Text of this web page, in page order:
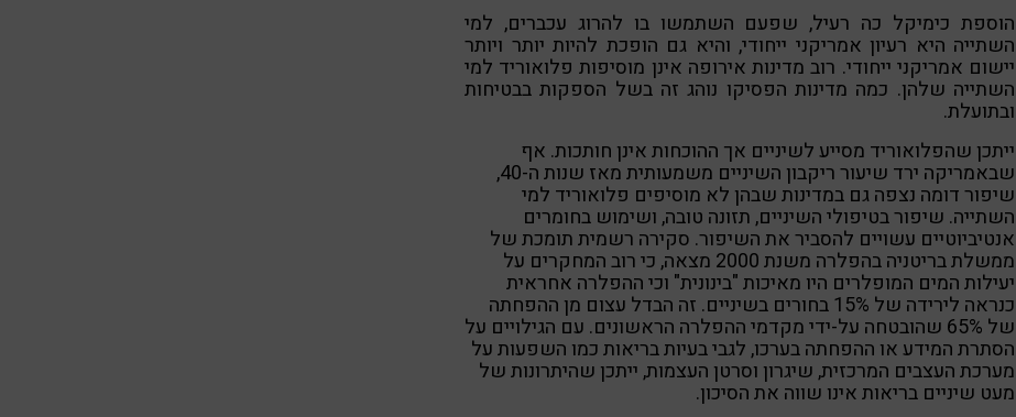
הוספת כימיקל כה רעיל, שפעם השתמשו בו להרוג עכברים, למי
השתייה היא רעיון אמריקני ייחודי, והיא גם הופכת להיות יותר ויותר
יישום אמריקני ייחודי. רוב מדינות אירופה אינן מוסיפות פלואוריד למי
השתייה שלהן. כמה מדינות הפסיקו נוהג זה בשל הספקות בבטיחות
ובתועלת.
ייתכן שהפלואוריד מסייע לשיניים אך ההוכחות אינן חותכות. אף
שבאמריקה ירד שיעור ריקבון השיניים משמעותית מאז שנות ה-40,
שיפור דומה נצפה גם במדינות שבהן לא מוסיפים פלואוריד למי
השתייה. שיפור בטיפולי השיניים, תזונה טובה, ושימוש בחומרים
אנטיביוטיים עשויים להסביר את השיפור. סקירה רשמית תומכת של
ממשלת בריטניה בהפלרה משנת 2000 מצאה, כי רוב המחקרים על
יעילות המים המופלרים היו מאיכות "בינונית" וכי ההפלרה אחראית
כנראה לירידה של 15% בחורים בשיניים. זה הבדל עצום מן ההפחתה
של 65% שהובטחה על-ידי מקדמי ההפלרה הראשונים. עם הגילויים על
הסתרת המידע או ההפחתה בערכו, לגבי בעיות בריאות כמו השפעות על
מערכת העצבים המרכזית, שיגרון וסרטן העצמות, ייתכן שהיתרונות של
מעט שיניים בריאות אינו שווה את הסיכון.